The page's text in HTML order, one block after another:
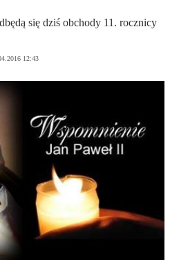
się dziś obchody 11. rocznicy
12:43